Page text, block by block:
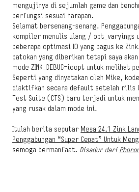
mengujinya di sejumlah game dan
berfungsi sesuai harapan.
Selamat bersenang-senang.
kompiler menulis ulang / opt_varyings
beberapa optimasi IO yang bagus ke
patokan yang diberikan tetapi saya
mode ZINK_DEBUG=ioopt untuk melihat
Seperti yang dinyatakan oleh Mike,
diaktifkan secara default setelah rilis
Test Suite (CTS) baru terjadi untuk
yang rusak dalam mode ini.
Itulah berita seputar Mesa 24.1 Zink
Penggabungan “Super Cepat” Untuk
semoga bermanfaat. Disadur dari